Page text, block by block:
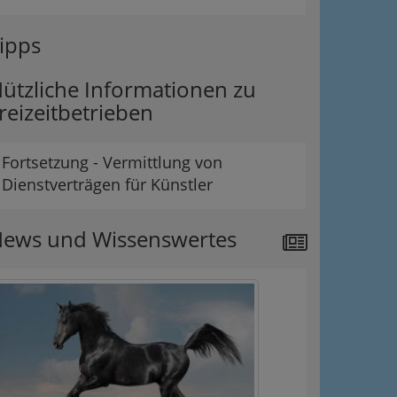
Informationen zu
Fortsetzung - Vermittlung von
Dienstverträgen für Künstler
und Wissenswertes